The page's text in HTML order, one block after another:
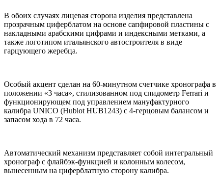
В обоих случаях лицевая сторона изделия представлена
прозрачным циферблатом на основе сапфировой пластины с
накладными арабскими цифрами и индексными метками, а
также логотипом итальянского автостроителя в виде
гарцующего жеребца.
Особый акцент сделан на 60-минутном счетчике хронографа в
положении «3 часа», стилизованном под спидометр Ferrari и
функционирующем под управлением мануфактурного
калибра UNICO (Hublot HUB1243) с 4-герцовым балансом и
запасом хода в 72 часа.
Автоматический механизм представляет собой интегральный
хронограф с флайбэк-функцией и колонным колесом,
вынесенным на циферблатную сторону калибра.